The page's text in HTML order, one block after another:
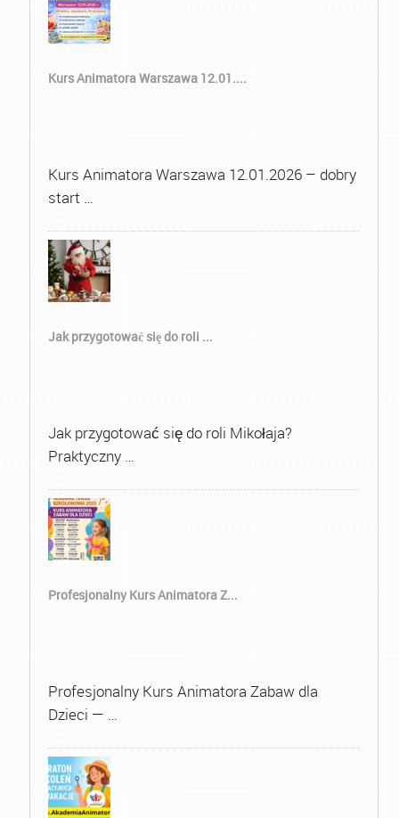
Kurs Animatora Warszawa 12.01....
Kurs Animatora Warszawa 12.01.2026 – dobry
start …
Jak przygotować się do roli ...
Jak przygotować się do roli Mikołaja?
Praktyczny …
Profesjonalny Kurs Animatora Z...
Profesjonalny Kurs Animatora Zabaw dla
Dzieci — …